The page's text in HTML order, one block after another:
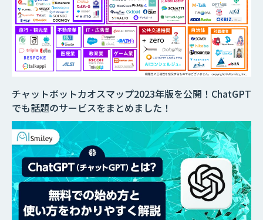
チャットボットカオスマップ2023年版を公開！ChatGPT
でも話題のサービスをまとめました！